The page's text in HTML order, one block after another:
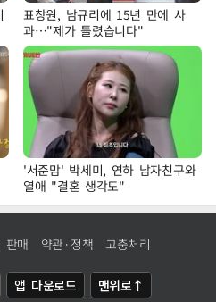
표창원, 남규리에 15년 만에 사
과…"제가 틀렸습니다"
'서준맘' 박세미, 연하 남자친구와
열애 "결혼 생각도"
판매 약관·정책 고충처리
앱 다운로드 맨위로↑